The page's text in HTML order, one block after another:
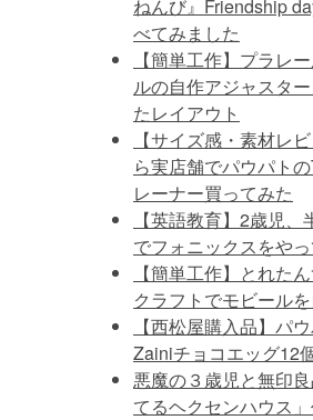
ねんび』Friendship
べてみました
【簡単工作】プラレ
ルの自作アジャスタ
たレイアウト
【サイズ感・素材レ
ら実店舗でパウパト
レーナー買ってみた
【英語教育】2歳児
でフォニックスをや
【簡単工作】とれた
クラフトでモビール
【西松屋購入品】パ
Zainiチョコエッグ12
悪魔の３歳児と無印
てるヘクセンハウス